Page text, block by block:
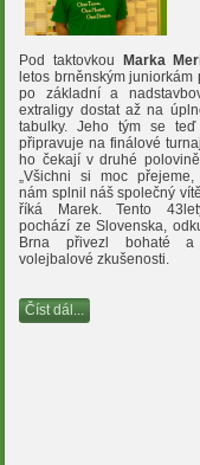
Pod taktovkou Marka
letos brněnským juniorkám
po základní a
extraligy dostat až na
tabulky. Jeho tým se teď
připravuje na finálové
ho čekají v druhé
„Všichni si moc
nám splnil náš společný
říká Marek. Tento
pochází ze Slovenska,
Brna přivezl bohaté a
volejbalové zkušenosti.
Číst dál...